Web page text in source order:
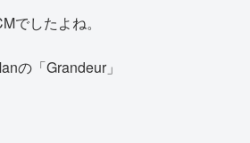
でしたよね。
の「Grandeur」